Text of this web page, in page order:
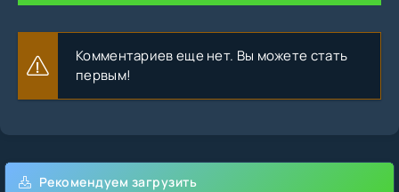
Комментариев еще нет. Вы можете стать
первым!
Рекомендуем загрузить